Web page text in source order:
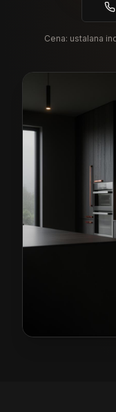
Cena: ustalana